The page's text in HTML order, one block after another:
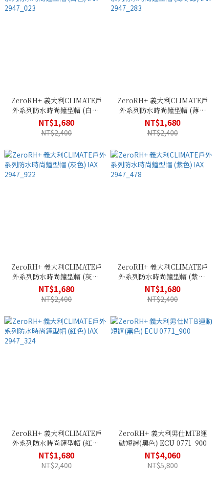
ZeroRH+ 義大利CLIMATE戶
外系列防水時尚鐘型帽 (白色)
IAX 2947_023
NT$1,680
NT$2,400
ZeroRH+ 義大利CLIMATE戶
外系列防水時尚鐘型帽 (薄荷
綠) IAX 2947_283
NT$1,680
NT$2,400
ZeroRH+ 義大利CLIMATE戶
外系列防水時尚鐘型帽 (灰色)
IAX 2947_922
NT$1,680
NT$2,400
ZeroRH+ 義大利CLIMATE戶
外系列防水時尚鐘型帽 (紫色)
IAX 2947_478
NT$1,680
NT$2,400
ZeroRH+ 義大利CLIMATE戶
外系列防水時尚鐘型帽 (紅色)
IAX 2947_324
NT$1,680
NT$2,400
ZeroRH+ 義大利男仕MTB運
動短褲(黑色) ECU 0771_900
NT$4,060
NT$5,800